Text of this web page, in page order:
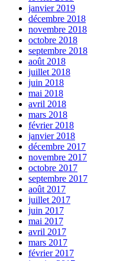
janvier 2019
décembre 2018
novembre 2018
octobre 2018
septembre 2018
août 2018
juillet 2018
juin 2018
mai 2018
avril 2018
mars 2018
février 2018
janvier 2018
décembre 2017
novembre 2017
octobre 2017
septembre 2017
août 2017
juillet 2017
juin 2017
mai 2017
avril 2017
mars 2017
février 2017